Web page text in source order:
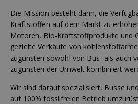
Die Mission besteht darin, die
Kraftstoffen auf dem Markt zu
Motoren, Bio-Kraftstoffprodukte und
gezielte Verkäufe von
zugunsten sowohl von Bus- als auch
zugunsten der Umwelt kombiniert
Wir sind darauf spezialisiert, Busse
auf 100% fossilfreien Betrieb